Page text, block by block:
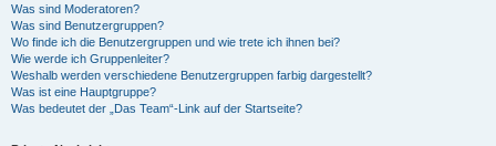
Was sind Moderatoren?
Was sind Benutzergruppen?
Wo finde ich die Benutzergruppen und wie trete ich ihnen bei?
Wie werde ich Gruppenleiter?
Weshalb werden verschiedene Benutzergruppen farbig dargestellt?
Was ist eine Hauptgruppe?
Was bedeutet der „Das Team“-Link auf der Startseite?